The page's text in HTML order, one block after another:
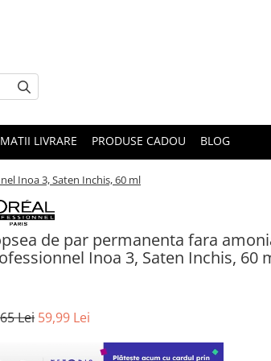
LIVRARE PRODUSE CADOU BLOG
Inoa 3, Saten Inchis, 60 ml
de par permanenta fara
Inoa 3, Saten Inchis, 60
Lei 59,99 Lei